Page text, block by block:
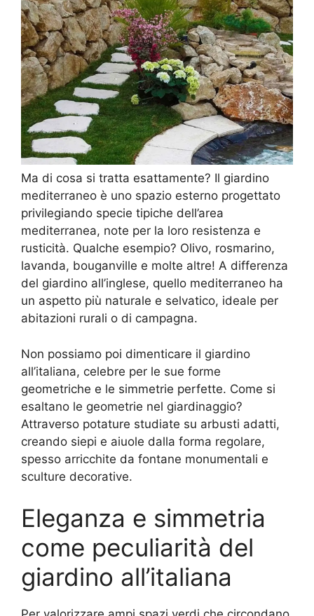
Ma di cosa si tratta esattamente? Il giardino
mediterraneo è uno spazio esterno progettato
privilegiando specie tipiche dell’area
mediterranea, note per la loro resistenza e
rusticità. Qualche esempio? Olivo, rosmarino,
lavanda, bouganville e molte altre! A differenza
del giardino all’inglese, quello mediterraneo ha
un aspetto più naturale e selvatico, ideale per
abitazioni rurali o di campagna.
Non possiamo poi dimenticare il giardino
all’italiana, celebre per le sue forme
geometriche e le simmetrie perfette. Come si
esaltano le geometrie nel giardinaggio?
Attraverso potature studiate su arbusti adatti,
creando siepi e aiuole dalla forma regolare,
spesso arricchite da fontane monumentali e
sculture decorative.
Eleganza e simmetria
come peculiarità del
giardino all’italiana